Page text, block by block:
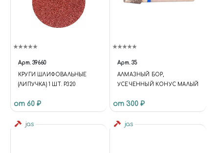
Арт. 39660
КРУГИ ШЛИФОВАЛЬНЫЕ
(ЛИПУЧКА) 1 ШТ. Р320
от 60 ₽
Арт. 35
АЛМАЗНЫЙ БОР,
УСЕЧЕННЫЙ КОНУС МАЛЫЙ
от 300 ₽
jas jas